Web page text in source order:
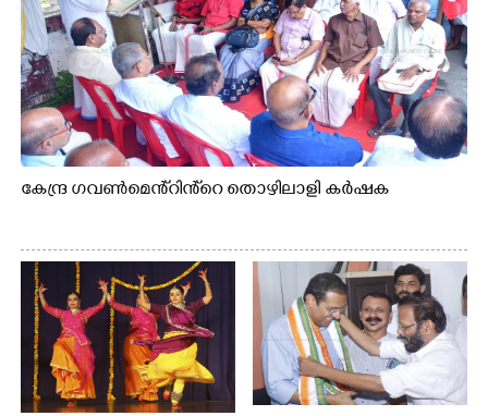
കേന്ദ്ര ഗവൺമെൻ്റിൻ്റെ തൊഴിലാളി കർഷക